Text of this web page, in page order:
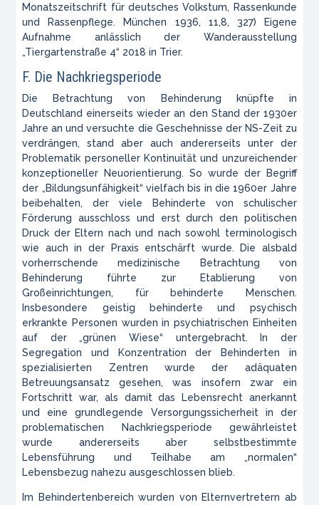
Monatszeitschrift für deutsches Volkstum, Rassenkunde
und Rassenpflege. München 1936, 11,8, 327) Eigene
Aufnahme anlässlich der Wanderausstellung
„Tiergartenstraße 4“ 2018 in Trier.
F. Die Nachkriegsperiode
Die Betrachtung von Behinderung knüpfte in
Deutschland einerseits wieder an den Stand der 1930er
Jahre an und versuchte die Geschehnisse der NS-Zeit zu
verdrängen, stand aber auch andererseits unter der
Problematik personeller Kontinuität und unzureichender
konzeptioneller Neuorientierung. So wurde der Begriff
der „Bildungsunfähigkeit“ vielfach bis in die 1960er Jahre
beibehalten, der viele Behinderte von schulischer
Förderung ausschloss und erst durch den politischen
Druck der Eltern nach und nach sowohl terminologisch
wie auch in der Praxis entschärft wurde. Die alsbald
vorherrschende medizinische Betrachtung von
Behinderung führte zur Etablierung von
Großeinrichtungen, für behinderte Menschen.
Insbesondere geistig behinderte und psychisch
erkrankte Personen wurden in psychiatrischen Einheiten
auf der „grünen Wiese“ untergebracht. In der
Segregation und Konzentration der Behinderten in
spezialisierten Zentren wurde der adäquaten
Betreuungsansatz gesehen, was insofern zwar ein
Fortschritt war, als damit das Lebensrecht anerkannt
und eine grundlegende Versorgungssicherheit in der
problematischen Nachkriegsperiode gewährleistet
wurde andererseits aber selbstbestimmte
Lebensführung und Teilhabe am „normalen“
Lebensbezug nahezu ausgeschlossen blieb.
Im Behindertenbereich wurden von Elternvertretern ab